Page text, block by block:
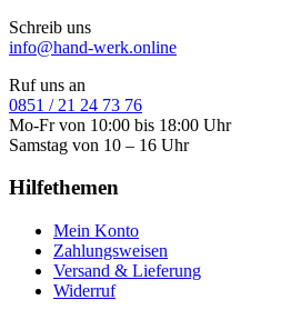
Schreib uns
info@hand-werk.online
Ruf uns an
0851 / 21 24 73 76
Mo-Fr von 10:00 bis 18:00 Uhr
Samstag von 10 – 16 Uhr
Hilfethemen
Mein Konto
Zahlungsweisen
Versand & Lieferung
Widerruf